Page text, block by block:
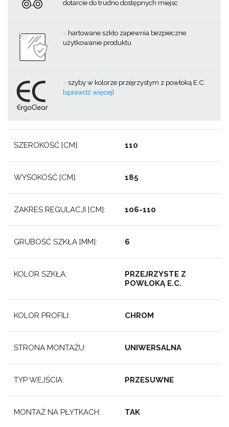
dotarcie do trudno dostępnych miejsc
> hartowane szkło zapewnia bezpieczne
użytkowanie produktu
>szyby w kolorze przejrzystym z powłoką E.C.
[sprawdź więcej]
SZEROKOŚĆ [CM]: 110
WYSOKOŚĆ [CM]: 185
ZAKRES REGULACJI [CM]: 106-110
GRUBOŚĆ SZKŁA [MM]: 6
KOLOR SZKŁA:
PRZEJRZYSTE Z
POWŁOKĄ E.C.
KOLOR PROFILI: CHROM
STRONA MONTAŻU: UNIWERSALNA
TYP WEJŚCIA: PRZESUWNE
MONTAŻ NA PŁYTKACH: TAK